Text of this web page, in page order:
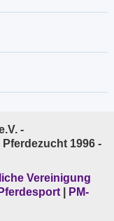
-
1996 -
Vereinigung
PM-